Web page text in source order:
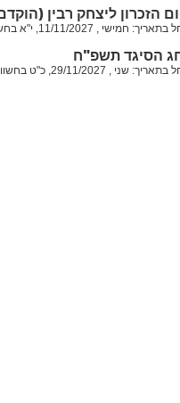
הזכרון ליצחק רבין
בתאריך: חמישי , 11/11/2027, י"א בחשוון ה'תשפ"ח
הסיגד תשפ"ח
בתאריך: שני , 29/11/2027, כ"ט בחשוון ה'תשפ"ח